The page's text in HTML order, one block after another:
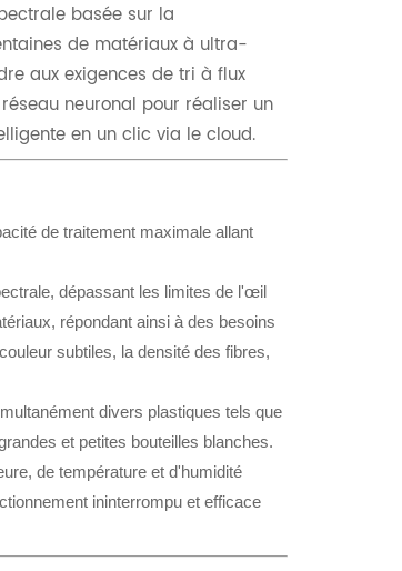
basée sur la
de matériaux à ultra-
aux exigences de tri à flux
neuronal pour réaliser un
en un clic via le cloud.
de traitement maximale allant
dépassant les limites de l'œil
répondant ainsi à des besoins
subtiles, la densité des fibres,
divers plastiques tels que
et petites bouteilles blanches.
de température et d'humidité
ininterrompu et efficace